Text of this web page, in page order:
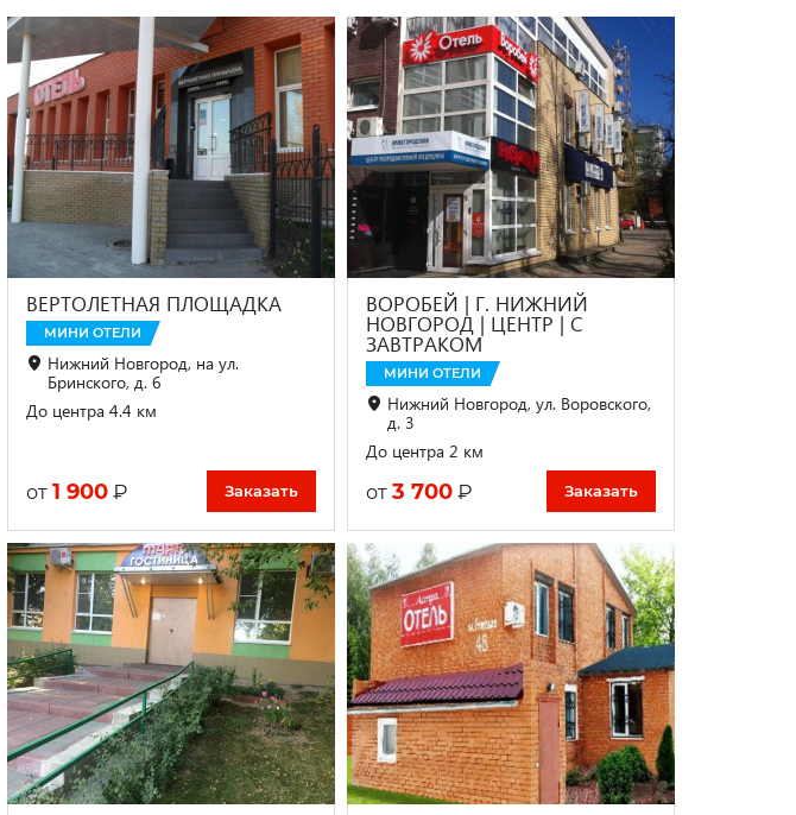
ВЕРТОЛЕТНАЯ ПЛОЩАДКА
МИНИ ОТЕЛИ
Нижний Новгород, на ул.
Бринского, д. 6
До центра 4.4 км
от1 900 ₽ Заказать
ВОРОБЕЙ | Г. НИЖНИЙ
НОВГОРОД | ЦЕНТР | С
ЗАВТРАКОМ
МИНИ ОТЕЛИ
Нижний Новгород, ул. Воровского,
д. 3
До центра 2 км
от3 700 ₽ Заказать